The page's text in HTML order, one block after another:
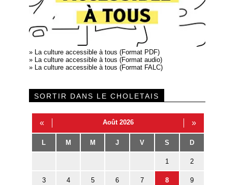
» La culture accessible à tous (Format PDF)
» La culture accessible à tous (Format audio)
» La culture accessible à tous (Format FALC)
SORTIR DANS LE CHOLETAIS
« Août 2026 »
L M M J V S D
1 2
3 4 5 6 7 8 9